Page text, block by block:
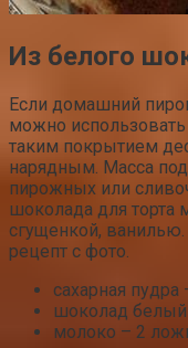
Из белого
Если домашний
можно
таким покрытием
нарядным. Масса
пирожных или
шоколада для торта
сгущенкой,
рецепт с фото.
сахарная пудра
шоколад белый
молоко – 2